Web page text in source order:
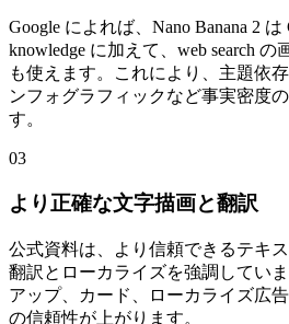
Google によれば、Nano Banana 2 は
knowledge に加えて、web search
も使えます。これにより、主題依
ンフォグラフィックなど事実密度
す。
03
より正確な文字描画と翻訳
公式資料は、より信頼できるテキ
翻訳とローカライズを強調してい
アップ、カード、ローカライズ広
の信頼性が上がります。